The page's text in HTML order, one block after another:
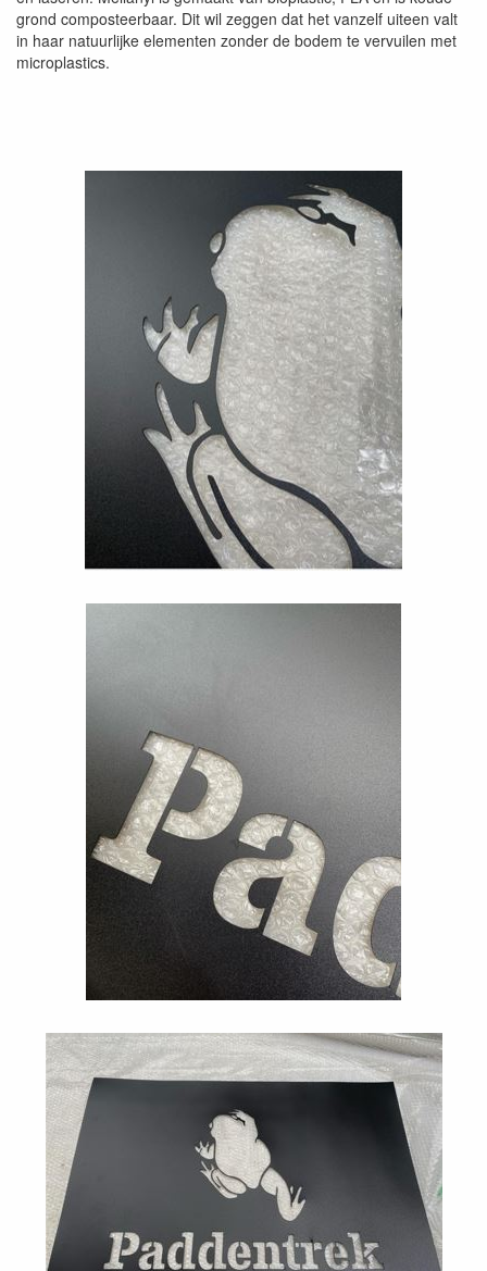
grond composteerbaar. Dit wil zeggen dat het vanzelf uiteen valt
in haar natuurlijke elementen zonder de bodem te vervuilen met
microplastics.